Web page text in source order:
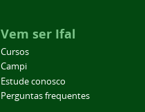
Vem ser Ifal
Cursos
Campi
Estude conosco
Perguntas frequentes